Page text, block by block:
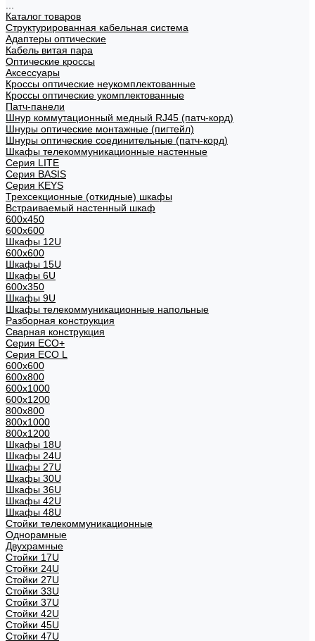
Каталог товаров
Структурированная кабельная система
Адаптеры оптические
Кабель витая пара
Оптические кроссы
Аксессуары
Кроссы оптические неукомплектованные
Кроссы оптические укомплектованные
Патч-панели
Шнур коммутационный медный RJ45 (патч-корд)
Шнуры оптические монтажные (пигтейл)
Шнуры оптические соединительные (патч-корд)
Шкафы телекоммуникационные настенные
Cерия LITE
Cерия BASIS
Cерия KEYS
Трехсекционные (откидные) шкафы
Встраиваемый настенный шкаф
600x450
600x600
Шкафы 12U
600x600
Шкафы 15U
Шкафы 6U
600x350
Шкафы 9U
Шкафы телекоммуникационные напольные
Разборная конструкция
Сварная конструкция
Серия ECO+
Серия ECO L
600x600
600x800
600х1000
600х1200
800x800
800х1000
800х1200
Шкафы 18U
Шкафы 24U
Шкафы 27U
Шкафы 30U
Шкафы 36U
Шкафы 42U
Шкафы 48U
Стойки телекоммуникационные
Однорамные
Двухрамные
Стойки 17U
Стойки 24U
Стойки 27U
Стойки 33U
Стойки 37U
Стойки 42U
Стойки 45U
Стойки 47U